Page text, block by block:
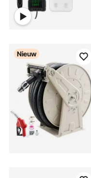
Nieuw